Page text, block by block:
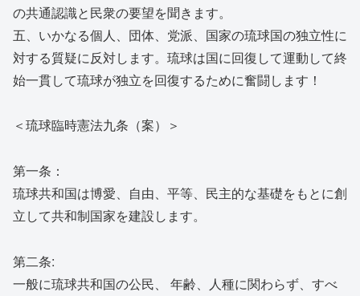
の共通認識と民衆の要望を聞きます。
五、いかなる個人、団体、党派、国家の琉球国の独立性に
対する質疑に反対します。琉球は国に回復して運動して終
始一貫して琉球が独立を回復するために奮闘します！
＜琉球臨時憲法九条（案）＞
第一条：
琉球共和国は博愛、自由、平等、民主的な基礎をもとに創
立して共和制国家を建設します。
第二条:
一般に琉球共和国の公民、 年齢、人種に関わらず、すべ